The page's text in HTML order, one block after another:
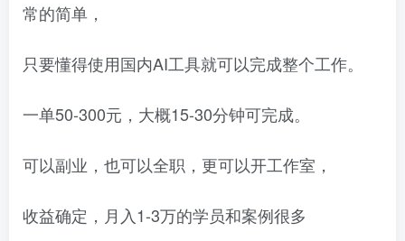
常的简单，
只要懂得使用国内AI工具就可以完成整个工作。
一单50-300元，大概15-30分钟可完成。
可以副业，也可以全职，更可以开工作室，
收益确定，月入1-3万的学员和案例很多